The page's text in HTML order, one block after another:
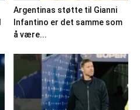
Argentinas støtte til Gianni
Infantino er det samme som
å være...